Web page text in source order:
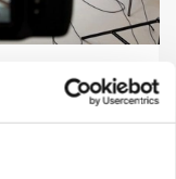
udfordrer